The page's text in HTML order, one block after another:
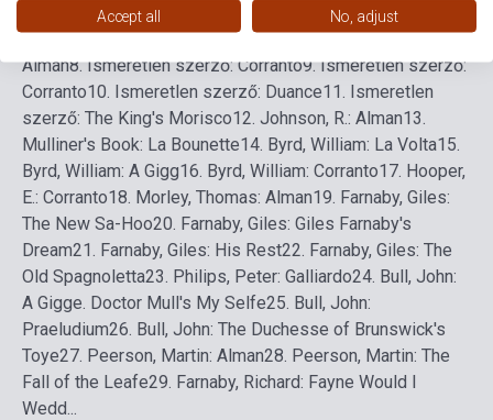
szerző: Muscadin 5. Ismeretlen szerző: The Irishe Ho-
Hoane6. Ismeretlen szerző: Corranto7. Ismeretlen szerző:
Alman8. Ismeretlen szerző: Corranto9. Ismeretlen szerző:
Corranto10. Ismeretlen szerző: Duance11. Ismeretlen
szerző: The King's Morisco12. Johnson, R.: Alman13.
Mulliner's Book: La Bounette14. Byrd, William: La Volta15.
Byrd, William: A Gigg16. Byrd, William: Corranto17. Hooper,
E.: Corranto18. Morley, Thomas: Alman19. Farnaby, Giles:
The New Sa-Hoo20. Farnaby, Giles: Giles Farnaby's
Dream21. Farnaby, Giles: His Rest22. Farnaby, Giles: The
Old Spagnoletta23. Philips, Peter: Galliardo24. Bull, John:
A Gigge. Doctor Mull's My Selfe25. Bull, John:
Praeludium26. Bull, John: The Duchesse of Brunswick's
Toye27. Peerson, Martin: Alman28. Peerson, Martin: The
Fall of the Leafe29. Farnaby, Richard: Fayne Would I
Wedd...
Accept all No, adjust